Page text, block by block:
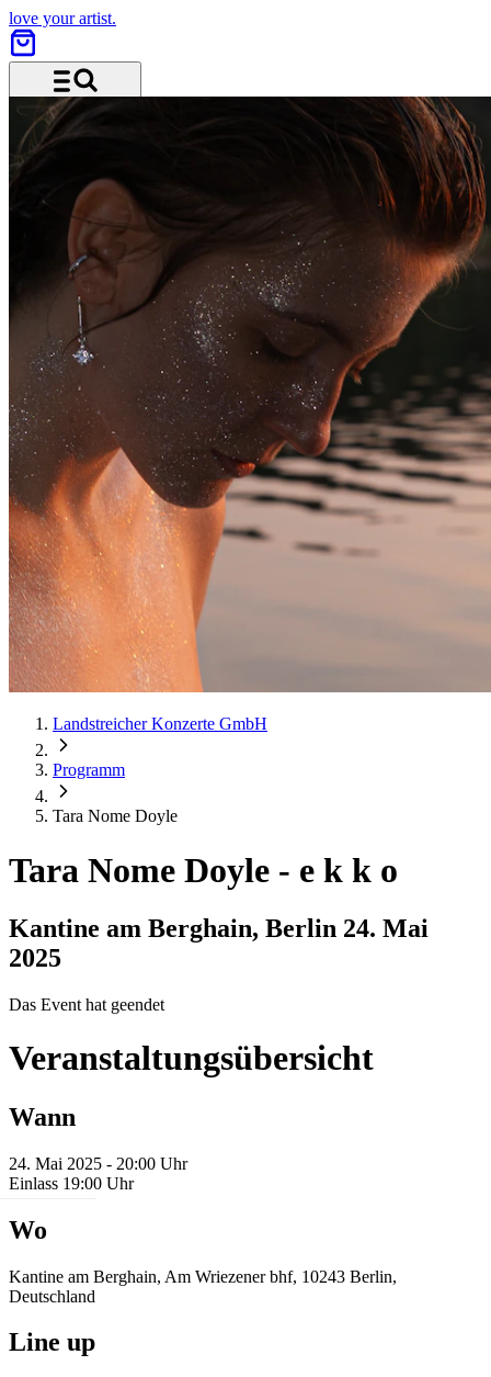
love your artist.
Menü und Suche
Landstreicher Konzerte GmbH
Programm
Tara Nome Doyle
Tara Nome Doyle - e k k o
Kantine am Berghain, Berlin 24. Mai
2025
Das Event hat geendet
Veranstaltungsübersicht
Wann
24. Mai 2025 - 20:00 Uhr
Einlass 19:00 Uhr
Wo
Kantine am Berghain, Am Wriezener bhf, 10243 Berlin,
Deutschland
Line up